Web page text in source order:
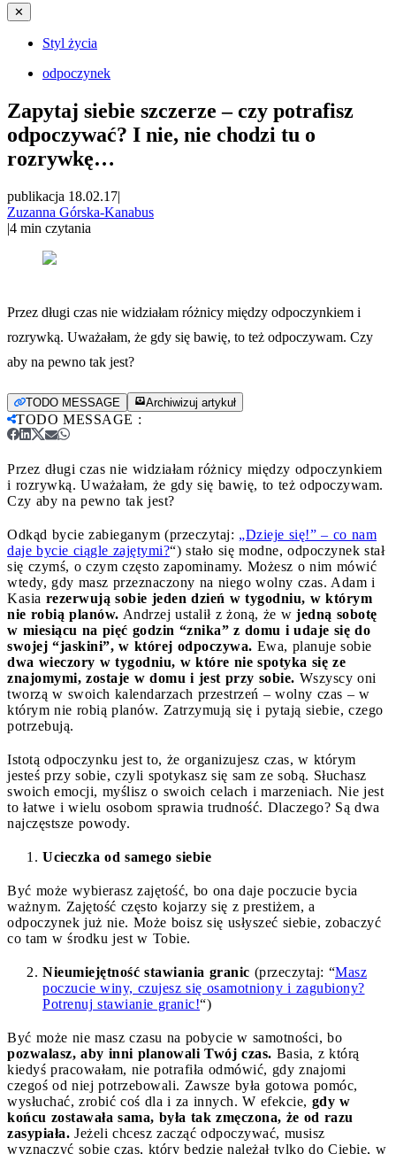
✕
Styl życia
odpoczynek
Zapytaj siebie szczerze – czy potrafisz
odpoczywać? I nie, nie chodzi tu o
rozrywkę…
publikacja 18.02.17|
Zuzanna Górska-Kanabus
|4 min czytania
Przez długi czas nie widziałam różnicy między odpoczynkiem i
rozrywką. Uważałam, że gdy się bawię, to też odpoczywam. Czy
aby na pewno tak jest?
TODO MESSAGE Archiwizuj artykuł
TODO MESSAGE :
Przez długi czas nie widziałam różnicy między odpoczynkiem
i rozrywką. Uważałam, że gdy się bawię, to też odpoczywam.
Czy aby na pewno tak jest?
Odkąd bycie zabieganym (przeczytaj: „Dzieje się!” – co nam
daje bycie ciągle zajętymi?“) stało się modne, odpoczynek stał
się czymś, o czym często zapominamy. Możesz o nim mówić
wtedy, gdy masz przeznaczony na niego wolny czas. Adam i
Kasia rezerwują sobie jeden dzień w tygodniu, w którym
nie robią planów. Andrzej ustalił z żoną, że w jedną sobotę
w miesiącu na pięć godzin “znika” z domu i udaje się do
swojej “jaskini”, w której odpoczywa. Ewa, planuje sobie
dwa wieczory w tygodniu, w które nie spotyka się ze
znajomymi, zostaje w domu i jest przy sobie. Wszyscy oni
tworzą w swoich kalendarzach przestrzeń – wolny czas – w
którym nie robią planów. Zatrzymują się i pytają siebie, czego
potrzebują.
Istotą odpoczynku jest to, że organizujesz czas, w którym
jesteś przy sobie, czyli spotykasz się sam ze sobą. Słuchasz
swoich emocji, myślisz o swoich celach i marzeniach. Nie jest
to łatwe i wielu osobom sprawia trudność. Dlaczego? Są dwa
najczęstsze powody.
Ucieczka od samego siebie
Być może wybierasz zajętość, bo ona daje poczucie bycia
ważnym. Zajętość często kojarzy się z prestiżem, a
odpoczynek już nie. Może boisz się usłyszeć siebie, zobaczyć
co tam w środku jest w Tobie.
Nieumiejętność stawiania granic (przeczytaj: “Masz
poczucie winy, czujesz się osamotniony i zagubiony?
Potrenuj stawianie granic!“)
Być może nie masz czasu na pobycie w samotności, bo
pozwalasz, aby inni planowali Twój czas. Basia, z którą
kiedyś pracowałam, nie potrafiła odmówić, gdy znajomi
czegoś od niej potrzebowali. Zawsze była gotowa pomóc,
wysłuchać, zrobić coś dla i za innych. W efekcie, gdy w
końcu zostawała sama, była tak zmęczona, że od razu
zasypiała. Jeżeli chcesz zacząć odpoczywać, musisz
wyznaczyć sobie czas, który będzie należał tylko do Ciebie, w